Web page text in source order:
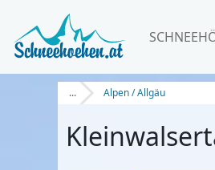
... Alpen / Allgäu